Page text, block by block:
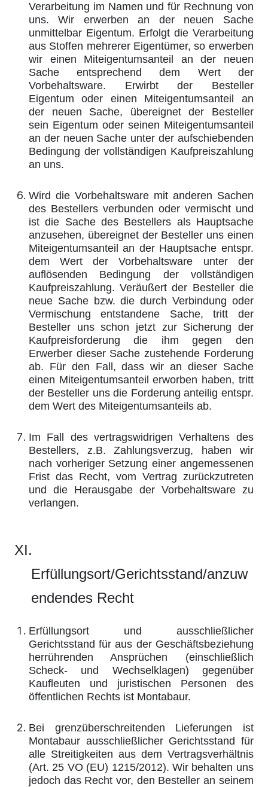
Verarbeitung im Namen und für Rechnung von
uns. Wir erwerben an der neuen Sache
unmittelbar Eigentum. Erfolgt die Verarbeitung
aus Stoffen mehrerer Eigentümer, so erwerben
wir einen Miteigentumsanteil an der neuen
Sache entsprechend dem Wert der
Vorbehaltsware. Erwirbt der Besteller
Eigentum oder einen Miteigentumsanteil an
der neuen Sache, übereignet der Besteller
sein Eigentum oder seinen Miteigentumsanteil
an der neuen Sache unter der aufschiebenden
Bedingung der vollständigen Kaufpreiszahlung
an uns.
Wird die Vorbehaltsware mit anderen Sachen
des Bestellers verbunden oder vermischt und
ist die Sache des Bestellers als Hauptsache
anzusehen, übereignet der Besteller uns einen
Miteigentumsanteil an der Hauptsache entspr.
dem Wert der Vorbehaltsware unter der
auflösenden Bedingung der vollständigen
Kaufpreiszahlung. Veräußert der Besteller die
neue Sache bzw. die durch Verbindung oder
Vermischung entstandene Sache, tritt der
Besteller uns schon jetzt zur Sicherung der
Kaufpreisforderung die ihm gegen den
Erwerber dieser Sache zustehende Forderung
ab. Für den Fall, dass wir an dieser Sache
einen Miteigentumsanteil erworben haben, tritt
der Besteller uns die Forderung anteilig entspr.
dem Wert des Miteigentumsanteils ab.
Im Fall des vertragswidrigen Verhaltens des
Bestellers, z.B. Zahlungsverzug, haben wir
nach vorheriger Setzung einer angemessenen
Frist das Recht, vom Vertrag zurückzutreten
und die Herausgabe der Vorbehaltsware zu
verlangen.
XI.
Erfüllungsort/Gerichtsstand/anzuw
endendes Recht
Erfüllungsort und ausschließlicher
Gerichtsstand für aus der Geschäftsbeziehung
herrührenden Ansprüchen (einschließlich
Scheck- und Wechselklagen) gegenüber
Kaufleuten und juristischen Personen des
öffentlichen Rechts ist Montabaur.
Bei grenzüberschreitenden Lieferungen ist
Montabaur ausschließlicher Gerichtsstand für
alle Streitigkeiten aus dem Vertragsverhältnis
(Art. 25 VO (EU) 1215/2012). Wir behalten uns
jedoch das Recht vor, den Besteller an seinem